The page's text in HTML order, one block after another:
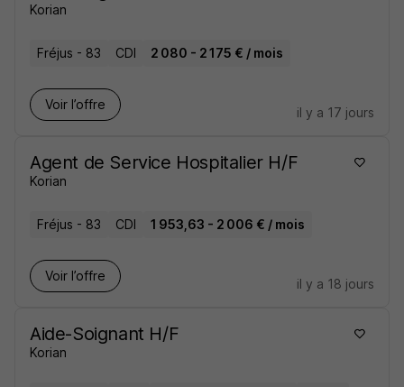
Korian
Fréjus - 83 CDI 2 080 - 2 175 € / mois
Voir l’offre
il y a 17 jours
Agent de Service Hospitalier H/F
Korian
Fréjus - 83 CDI 1 953,63 - 2 006 € / mois
Voir l’offre
il y a 18 jours
Aide-Soignant H/F
Korian